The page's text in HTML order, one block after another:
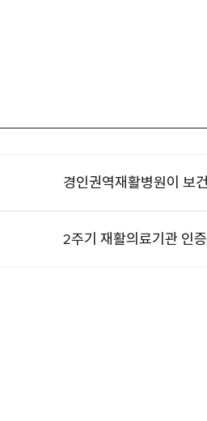
경인권역재활병원이 보
2주기 재활의료기관 인